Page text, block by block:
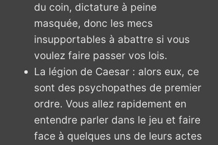
du coin, dictature à peine
masquée, donc les mecs
insupportables à abattre si vous
voulez faire passer vos lois.
La légion de Caesar : alors eux, ce
sont des psychopathes de premier
ordre. Vous allez rapidement en
entendre parler dans le jeu et faire
face à quelques uns de leurs actes